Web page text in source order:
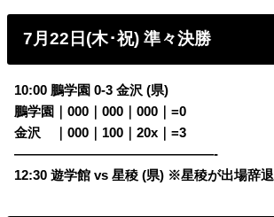
7月22日(木･祝) 準々決勝
10:00 鵬学園 0-3 金沢 (県)
鵬学園｜000｜000｜000｜=0
金沢
｜000｜100｜20x｜=3
———————————————-
12:30 遊学館 vs 星稜 (県) ※星稜が出場辞退